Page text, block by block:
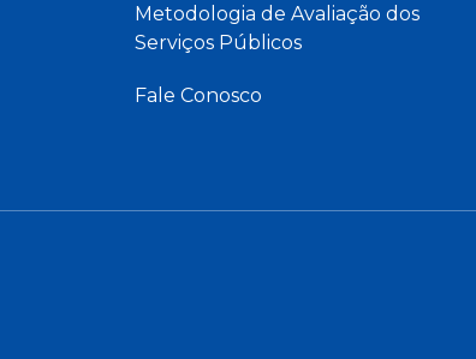
Metodologia de Avaliação dos
Serviços Públicos
Fale Conosco